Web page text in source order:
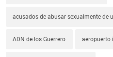
acusados de abusar sexualmente de
ADN de los Guerrero aeropuerto